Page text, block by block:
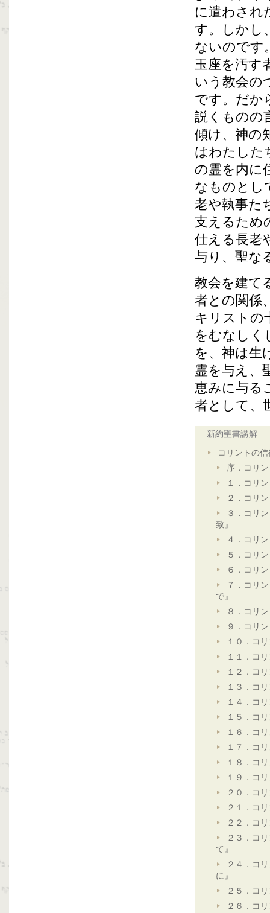
に遣わされ
す。しかし
ないのです
玉座を汚す
いう教会の
です。だか
説くものの
傾け、神の
はわたした
の霊を内に
なものとし
老や執事た
支えるため
仕える長老
与り、聖な
教会を建て
者との関係
キリストの
をむなしく
を、神は生
霊を与え、
恵みに与る
者として、
新約聖書講解
コリントの
序．コリ
１．コリ
２．コリ
３．コリ
致』
４．コリ
５．コリ
６．コリ
７．コリ
で』
８．コリ
９．コリ
１０．コ
１１．コ
１２．コ
１３．コ
１４．コ
１５．コ
１６．コ
１７．コ
１８．コ
１９．コ
２０．コ
２１．コ
２２．コ
２３．コ
て』
２４．コ
に』
２５．コ
２６．コ